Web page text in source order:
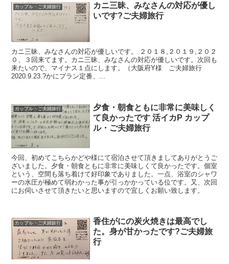
カップル・ご夫婦旅行
カニ三昧、みなさんの対応が優し
いです?ご夫婦旅行
カニ三昧、みなさんの対応が優しいです。 ２０１８,２０１９,２０２
０、３回来てます。カニ三昧、みなさんの対応が優しいです。次回も
来たいので、マイナス１点にします。（大阪府Y様 ご夫婦旅行
2020.9.23.?かにプラン定番、...
カップル・ご夫婦旅行
夕食・朝食ともに非常に美味しく
て良かったです 活イカP カップ
ル・ご夫婦旅行
今回、初めてこちらかどや様にて宿泊させて頂きましてありがとうご
ざいました。夕食・朝食ともに非常に美味しくて良かったです。個室
という、空間も落ち着けて好印象でありました。一点、浴室のシャワ
ーの水圧が極めて弱わかった事が引っかかっている位です。又、次回
にお伺いさせて頂きたいと思いますので宜しくお願い致します。
カップル・ご夫婦旅行
香住がにの炭火焼きは最高でし
た。身が甘かったです?ご夫婦旅
行